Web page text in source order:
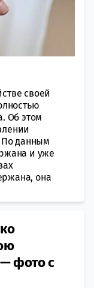
своей
Об этом
По данным
и уже
она
фото с